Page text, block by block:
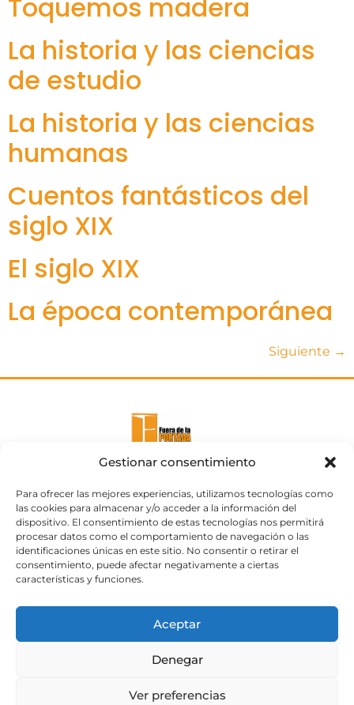
Gestionar consentimiento
Para ofrecer las mejores experiencias, utilizamos tecnologías como
las cookies para almacenar y/o acceder a la información del
dispositivo. El consentimiento de estas tecnologías nos permitirá
procesar datos como el comportamiento de navegación o las
identificaciones únicas en este sitio. No consentir o retirar el
consentimiento, puede afectar negativamente a ciertas
características y funciones.
Aceptar
Denegar
Ver preferencias
Toquemos madera
La historia y las ciencias
de estudio
La historia y las ciencias
humanas
Cuentos fantásticos del
siglo XIX
El siglo XIX
La época contemporánea
Siguiente →
Web subvencionada por el
Política de privacidad